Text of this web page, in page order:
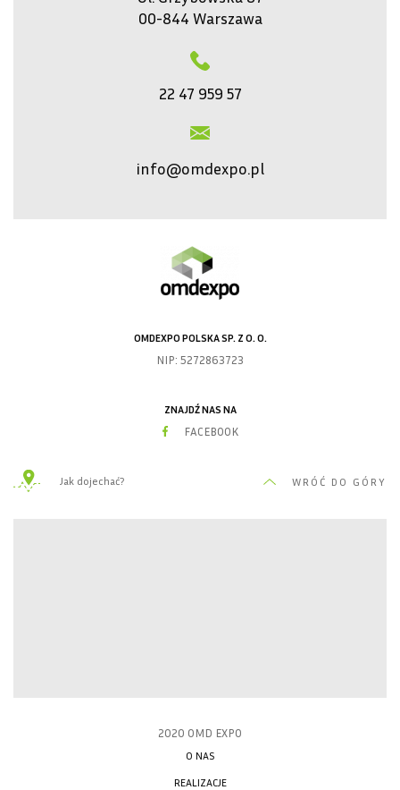
00-844 Warszawa
22 47 959 57
info@omdexpo.pl
OMDEXPO POLSKA SP. Z O. O.
NIP: 5272863723
ZNAJDŹ NAS NA
FACEBOOK
Jak dojechać? WRÓĆ DO GÓRY
2020 OMD EXPO
O NAS
REALIZACJE